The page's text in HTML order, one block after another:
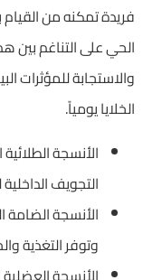
فريدة تمكنه من
الحي على التناغم بين
والاستجابة للمؤثرات
الخلايا يومياً.
الأنسجة
التجويف
الأنسجة
وتوفر التغذية